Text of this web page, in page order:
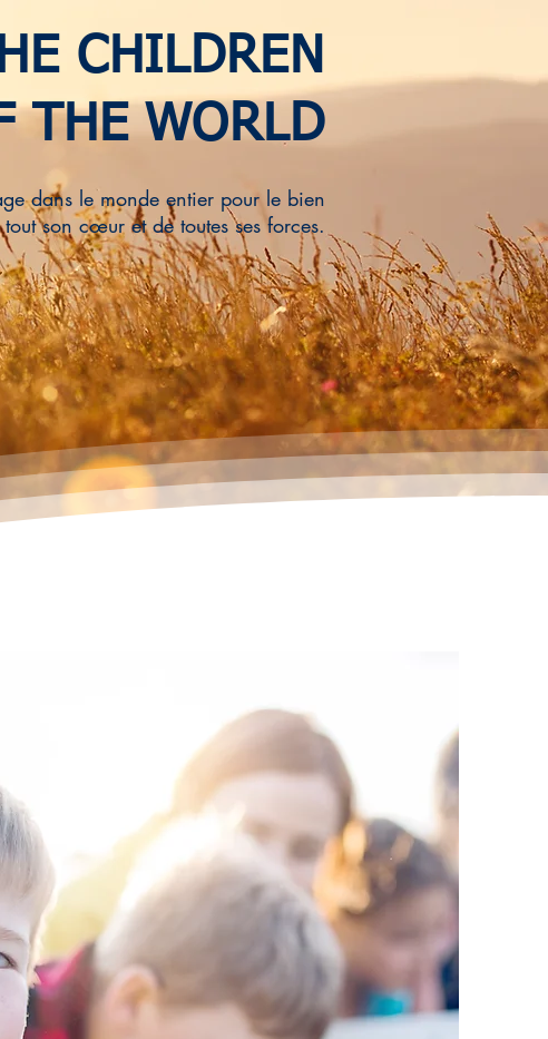
CHILDREN
THE WORLD
dans le monde entier pour le bien
son cœur et de toutes ses forces.